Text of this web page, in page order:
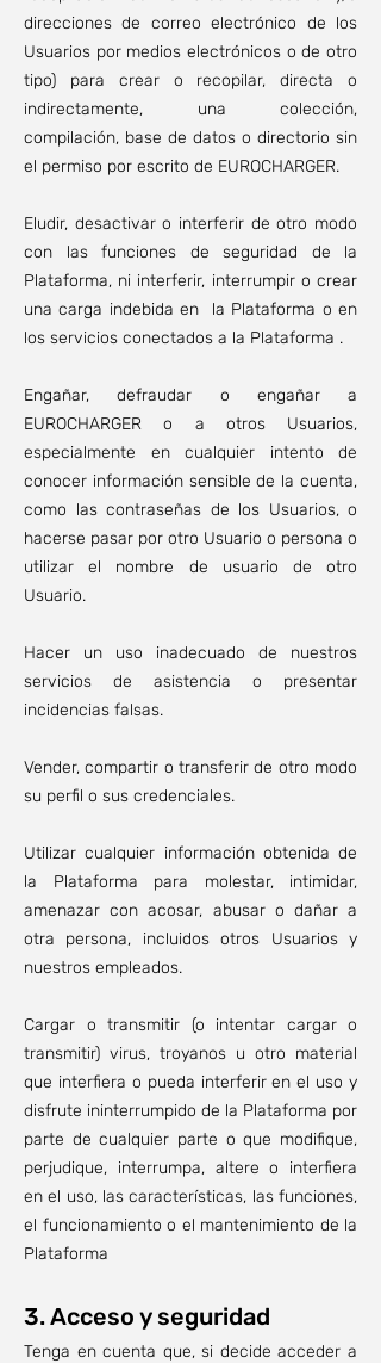
direcciones de correo electrónico de los
Usuarios por medios electrónicos o de otro
tipo) para crear o recopilar, directa o
indirectamente, una colección,
compilación, base de datos o directorio sin
el permiso por escrito de EUROCHARGER.
Eludir, desactivar o interferir de otro modo
con las funciones de seguridad de la
Plataforma, ni interferir, interrumpir o crear
una carga indebida en la Plataforma o en
los servicios conectados a la Plataforma .
Engañar, defraudar o engañar a
EUROCHARGER o a otros Usuarios,
especialmente en cualquier intento de
conocer información sensible de la cuenta,
como las contraseñas de los Usuarios, o
hacerse pasar por otro Usuario o persona o
utilizar el nombre de usuario de otro
Usuario.
Hacer un uso inadecuado de nuestros
servicios de asistencia o presentar
incidencias falsas.
Vender, compartir o transferir de otro modo
su perfil o sus credenciales.
Utilizar cualquier información obtenida de
la Plataforma para molestar, intimidar,
amenazar con acosar, abusar o dañar a
otra persona, incluidos otros Usuarios y
nuestros empleados.
Cargar o transmitir (o intentar cargar o
transmitir) virus, troyanos u otro material
que interfiera o pueda interferir en el uso y
disfrute ininterrumpido de la Plataforma por
parte de cualquier parte o que modifique,
perjudique, interrumpa, altere o interfiera
en el uso, las características, las funciones,
el funcionamiento o el mantenimiento de la
Plataforma
3. Acceso y seguridad
Tenga en cuenta que, si decide acceder a